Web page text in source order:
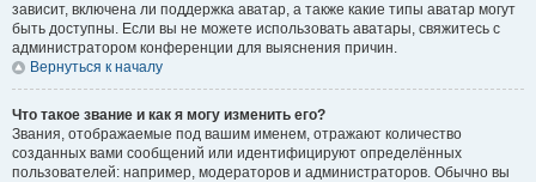
зависит, включена ли поддержка аватар, а также какие типы аватар могут
быть доступны. Если вы не можете использовать аватары, свяжитесь с
администратором конференции для выяснения причин.
Вернуться к началу
Что такое звание и как я могу изменить его?
Звания, отображаемые под вашим именем, отражают количество
созданных вами сообщений или идентифицируют определённых
пользователей: например, модераторов и администраторов. Обычно вы